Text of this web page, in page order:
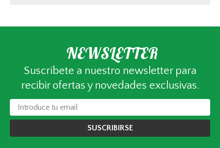
NEWSLETTER
Suscríbete a nuestro newsletter para
recibir ofertas y novedades exclusivas.
SUSCRIBIRSE